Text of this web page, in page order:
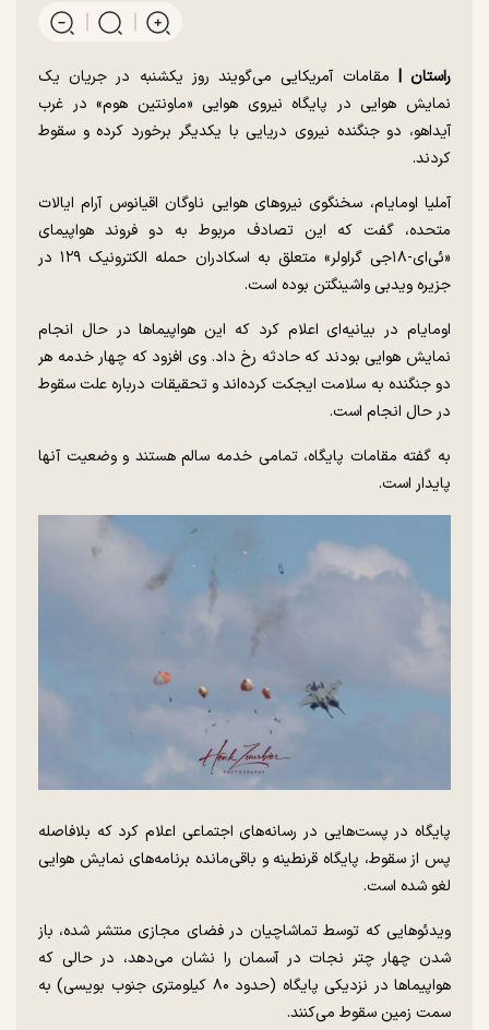
راستان | مقامات آمریکایی می‌گویند روز یکشنبه در جریان یک
نمایش هوایی در پایگاه نیروی هوایی «ماونتین هوم» در غرب
آیداهو، دو جنگنده نیروی دریایی با یکدیگر برخورد کرده و سقوط
کردند.
آملیا اومایام، سخنگوی نیرو‌های هوایی ناوگان اقیانوس آرام ایالات
متحده، گفت که این تصادف مربوط به دو فروند هواپیمای
«ئی‌ای-۱۸جی گراولر» متعلق به اسکادران حمله الکترونیک ۱۲۹ در
جزیره ویدبی واشینگتن بوده است.
اومایام در بیانیه‌ای اعلام کرد که این هواپیما‌ها در حال انجام
نمایش هوایی بودند که حادثه رخ داد. وی افزود که چهار خدمه هر
دو جنگنده به سلامت ایجکت کرده‌اند و تحقیقات درباره علت سقوط
در حال انجام است.
به گفته مقامات پایگاه، تمامی خدمه سالم هستند و وضعیت آنها
پایدار است.
پایگاه در پست‌هایی در رسانه‌های اجتماعی اعلام کرد که بلافاصله
پس از سقوط، پایگاه قرنطینه و باقی‌مانده برنامه‌های نمایش هوایی
لغو شده است.
ویدئو‌هایی که توسط تماشاچیان در فضای مجازی منتشر شده، باز
شدن چهار چتر نجات در آسمان را نشان می‌دهد، در حالی که
هواپیما‌ها در نزدیکی پایگاه (حدود ۸۰ کیلومتری جنوب بویسی) به
سمت زمین سقوط می‌کنند.